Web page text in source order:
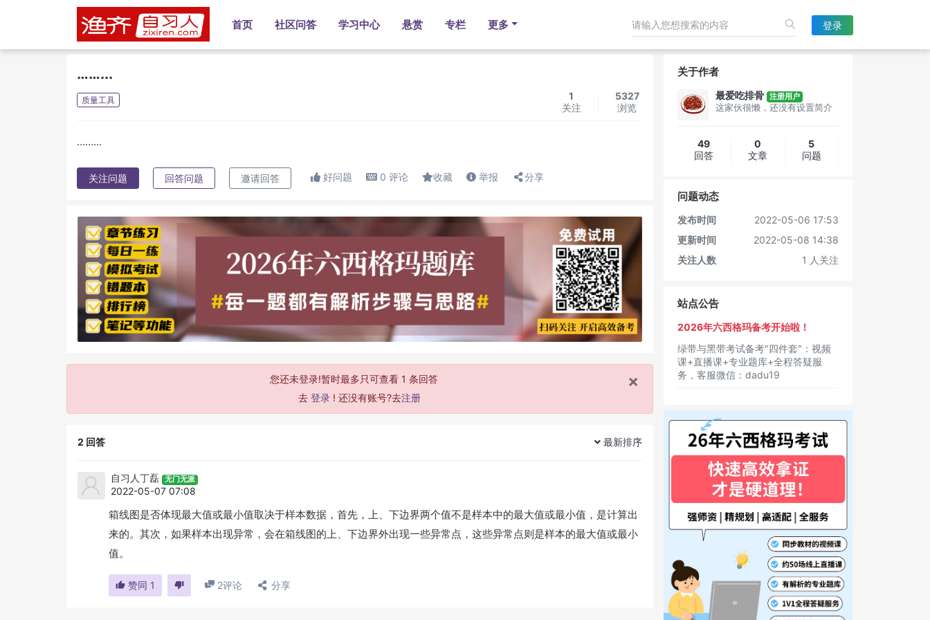
首页 社区问答 学习中心 悬赏 专栏 更多 登录
1
关注
5327
浏览
……...
质量工具
……...
关注问题 回答问题 邀请回答 好问题 0 评论 收藏 举报 分享
×
您还未登录!暂时最多只可查看 1 条回答
去登录 ! 还没有账号?去注册
2 回答 最新排序
自习人丁磊 无门无派
2022-05-07 07:08
箱线图是否体现最大值或最小值取决于样本数据，首先，上、下边界两个值不是样本中的最大值或最小值，是计算出
来的。其次，如果样本出现异常，会在箱线图的上、下边界外出现一些异常点，这些异常点则是样本的最大值或最小
值。
赞同 1 2评论 分享
关于作者
最爱吃排骨 注册用户
这家伙很懒，还没有设置简介
49
回答
0
文章
5
问题
问题动态
发布时间
2022-05-06 17:53
更新时间
2022-05-08 14:38
关注人数
1 人关注
站点公告
2026年六西格玛备考开始啦！
绿带与黑带考试备考"四件套"：视频
课+直播课+专业题库+全程答疑服
务，客服微信：dadu19